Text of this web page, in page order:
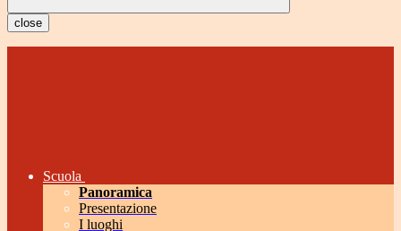
close
Scuola
Panoramica
Presentazione
I luoghi